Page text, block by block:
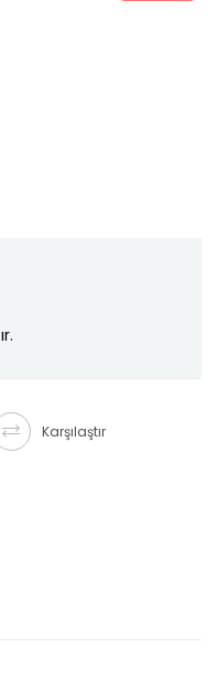
Karşılaştır